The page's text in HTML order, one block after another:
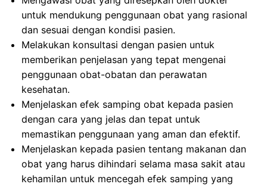
untuk mendukung penggunaan obat yang rasional
dan sesuai dengan kondisi pasien.
Melakukan konsultasi dengan pasien untuk
memberikan penjelasan yang tepat mengenai
penggunaan obat-obatan dan perawatan
kesehatan.
Menjelaskan efek samping obat kepada pasien
dengan cara yang jelas dan tepat untuk
memastikan penggunaan yang aman dan efektif.
Menjelaskan kepada pasien tentang makanan dan
obat yang harus dihindari selama masa sakit atau
kehamilan untuk mencegah efek samping yang